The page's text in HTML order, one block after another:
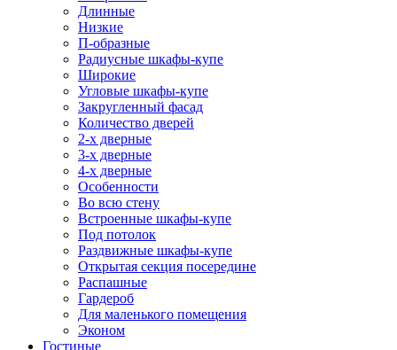
Длинные
Низкие
П-образные
Радиусные шкафы-купе
Широкие
Угловые шкафы-купе
Закругленный фасад
Количество дверей
2-х дверные
3-х дверные
4-х дверные
Особенности
Во всю стену
Встроенные шкафы-купе
Под потолок
Раздвижные шкафы-купе
Открытая секция посередине
Распашные
Гардероб
Для маленького помещения
Эконом
Гостиные